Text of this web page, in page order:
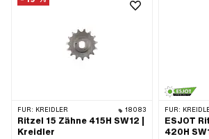
FÜR: KREIDLER 18083
Ritzel 15 Zähne 415H SW12 |
Kreidler
FÜR:
ESJOT
420H